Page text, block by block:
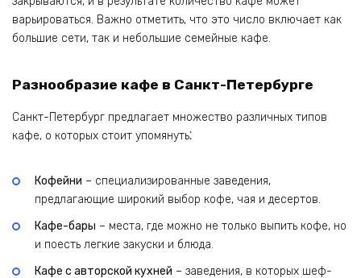
варьироваться. Важно отметить, что это число включает как
большие сети, так и небольшие семейные кафе.
Разнообразие кафе в Санкт-Петербурге
Санкт-Петербург предлагает множество различных типов
кафе, о которых стоит упомянуть⁚
Кофейни – специализированные заведения,
предлагающие широкий выбор кофе, чая и десертов.
Кафе-бары – места, где можно не только выпить кофе, но
и поесть легкие закуски и блюда.
Кафе с авторской кухней – заведения, в которых шеф-